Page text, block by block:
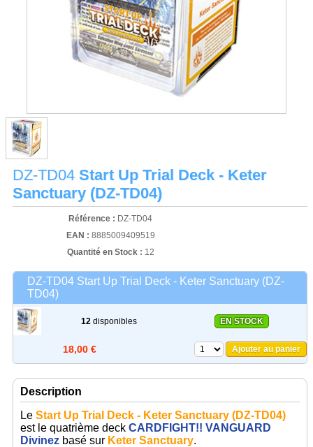
DZ-TD04 Start Up Trial Deck - Keter
Sanctuary (DZ-TD04)
Référence : DZ-TD04
EAN : 8885009409519
Quantité en Stock : 12
DZ-TD04 Start Up Trial Deck - Keter Sanctuary (DZ-
TD04)
12disponibles EN STOCK
18,00 € Ajouter au panier
Description
Le Start Up Trial Deck - Keter Sanctuary (DZ-TD04)
est le quatrième deck CARDFIGHT!! VANGUARD
Divinez basé sur Keter Sanctuary.